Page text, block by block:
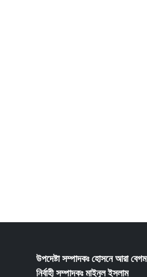
উপদেষ্টা সম্পাদকঃ হোসনে আরা বেগম
নির্বাহী সম্পাদকঃমাইনুল ইসলাম